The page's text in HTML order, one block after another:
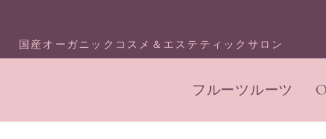
国産オーガニックコスメ＆エステティックサロン
フルーツルーツ